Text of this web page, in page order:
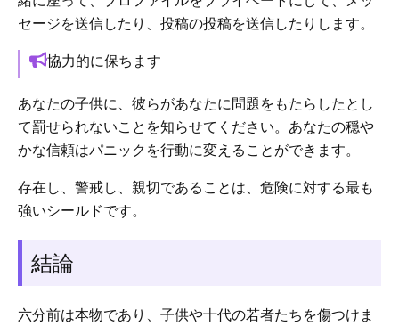
セージを送信したり、投稿の投稿を送信したりします。
協力的に保ちます
あなたの子供に、彼らがあなたに問題をもたらしたとし
て罰せられないことを知らせてください。あなたの穏や
かな信頼はパニックを行動に変えることができます。
存在し、警戒し、親切であることは、危険に対する最も
強いシールドです。
結論
六分前は本物であり、子供や十代の若者たちを傷つけま